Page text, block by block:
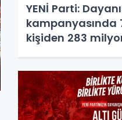
YENİ Parti:
kampanyasında
kişiden 283